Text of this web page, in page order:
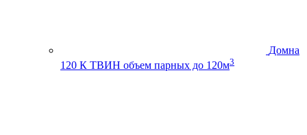
Домна
120 К ТВИН объем парных до 120м3